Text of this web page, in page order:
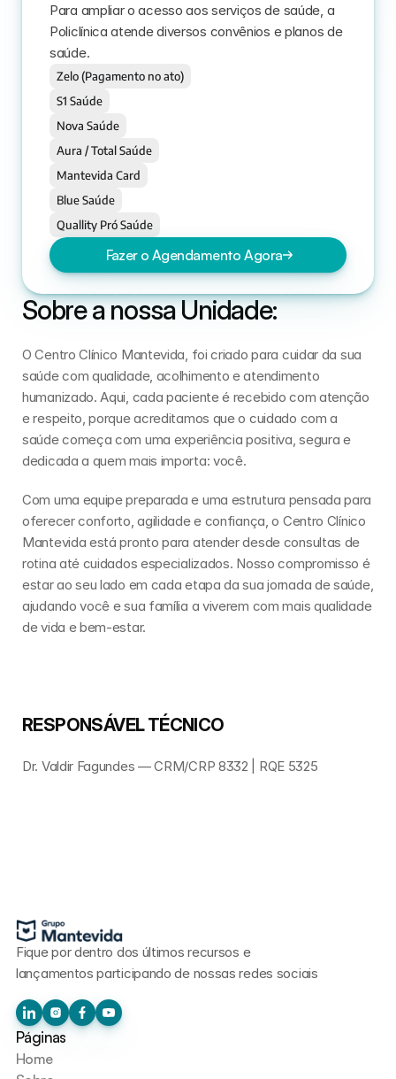
Para ampliar o acesso aos serviços de saúde, a
Policlínica atende diversos convênios e planos de
saúde.
Zelo (Pagamento no ato)
S1 Saúde
Nova Saúde
Aura / Total Saúde
Mantevida Card
Blue Saúde
Quallity Pró Saúde
Fazer o Agendamento Agora
Sobre a nossa Unidade:
O Centro Clínico Mantevida, foi criado para cuidar da sua
saúde com qualidade, acolhimento e atendimento
humanizado. Aqui, cada paciente é recebido com atenção
e respeito, porque acreditamos que o cuidado com a
saúde começa com uma experiência positiva, segura e
dedicada a quem mais importa: você.
Com uma equipe preparada e uma estrutura pensada para
oferecer conforto, agilidade e confiança, o Centro Clínico
Mantevida está pronto para atender desde consultas de
rotina até cuidados especializados. Nosso compromisso é
estar ao seu lado em cada etapa da sua jornada de saúde,
ajudando você e sua família a viverem com mais qualidade
de vida e bem-estar.
RESPONSÁVEL TÉCNICO
Dr. Valdir Fagundes — CRM/CRP 8332 | RQE 5325
Fique por dentro dos últimos recursos e
lançamentos participando de nossas redes sociais
Páginas
Home